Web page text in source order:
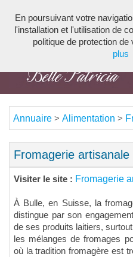
Annuaire > Alimentation >
Fromagerie artisanale
Visiter le site : Fromagerie
À Bulle, en Suisse, la
distingue par son
de ses produits laitiers,
les mélanges de fromages
où la tradition fromagère est
En poursuivant votre
l'installation et l'utilisation de
politique de protection de
plus